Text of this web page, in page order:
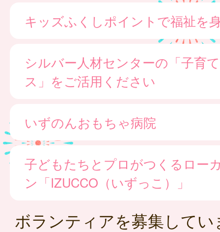
キッズふくしポイントで福祉を
シルバー人材センターの「子育
ス」をご活用ください
いずのんおもちゃ病院
子どもたちとプロがつくるロー
ン「IZUCCO（いずっこ）」
ボランティアを募集してい